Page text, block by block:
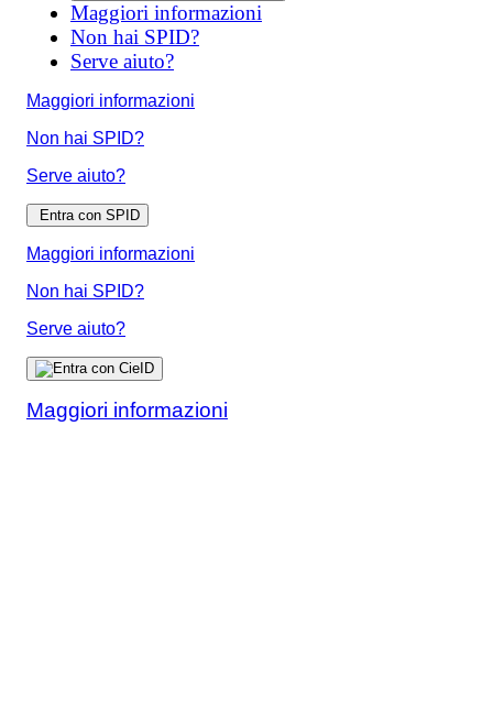
Maggiori informazioni
Non hai SPID?
Serve aiuto?
Maggiori informazioni
Non hai SPID?
Serve aiuto?
Entra con SPID
Maggiori informazioni
Non hai SPID?
Serve aiuto?
Maggiori informazioni